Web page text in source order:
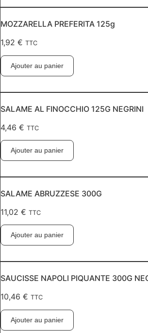
MOZZARELLA PREFERITA 125g
1,92 € TTC
Ajouter au panier
SALAME AL FINOCCHIO 125G NEGRINI
4,46 € TTC
Ajouter au panier
SALAME ABRUZZESE 300G
11,02 € TTC
Ajouter au panier
SAUCISSE NAPOLI PIQUANTE 300G
10,46 € TTC
Ajouter au panier